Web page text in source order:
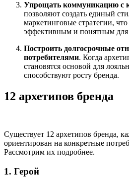
Упрощать коммуникацию с
позволяют создать единый
маркетинговые стратегии,
эффективным и понятным для
Построить долгосрочные
потребителями. Когда
становятся основой для
способствуют росту бренда.
12 архетипов бренда
Существует 12 архетипов бренда,
ориентирован на конкретные
Рассмотрим их подробнее.
1. Герой